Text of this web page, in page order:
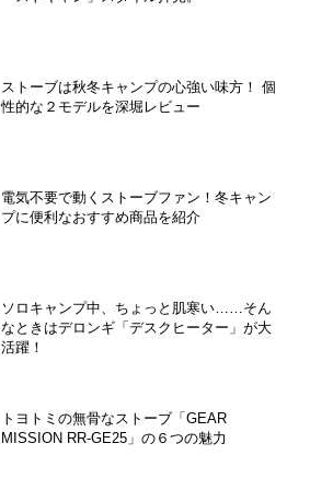
ストーブは秋冬キャンプの心強い味方！ 個
性的な２モデルを深堀レビュー
電気不要で動くストーブファン！冬キャン
プに便利なおすすめ商品を紹介
ソロキャンプ中、ちょっと肌寒い……そん
なときはデロンギ「デスクヒーター」が大
活躍！
トヨトミの無骨なストーブ「GEAR
MISSION RR-GE25」の６つの魅力